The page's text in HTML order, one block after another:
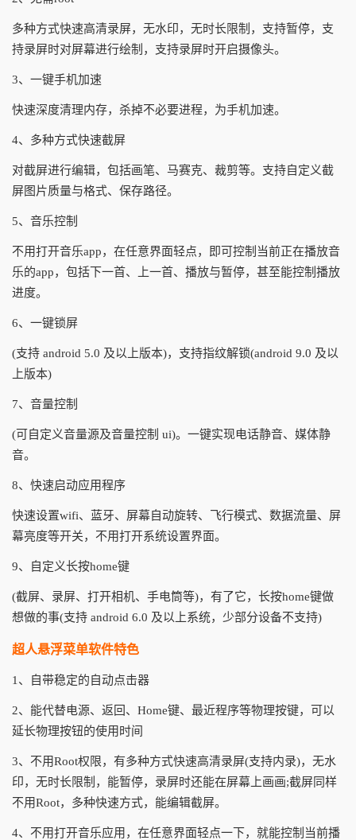
多种方式快速高清录屏，无水印，无时长限制，支持暂停，支
持录屏时对屏幕进行绘制，支持录屏时开启摄像头。
3、一键手机加速
快速深度清理内存，杀掉不必要进程，为手机加速。
4、多种方式快速截屏
对截屏进行编辑，包括画笔、马赛克、裁剪等。支持自定义截
屏图片质量与格式、保存路径。
5、音乐控制
不用打开音乐app，在任意界面轻点，即可控制当前正在播放音
乐的app，包括下一首、上一首、播放与暂停，甚至能控制播放
进度。
6、一键锁屏
(支持 android 5.0 及以上版本)，支持指纹解锁(android 9.0 及以
上版本)
7、音量控制
(可自定义音量源及音量控制 ui)。一键实现电话静音、媒体静
音。
8、快速启动应用程序
快速设置wifi、蓝牙、屏幕自动旋转、飞行模式、数据流量、屏
幕亮度等开关，不用打开系统设置界面。
9、自定义长按home键
(截屏、录屏、打开相机、手电筒等)，有了它，长按home键做
想做的事(支持 android 6.0 及以上系统，少部分设备不支持)
超人悬浮菜单软件特色
1、自带稳定的自动点击器
2、能代替电源、返回、Home键、最近程序等物理按键，可以
延长物理按钮的使用时间
3、不用Root权限，有多种方式快速高清录屏(支持内录)，无水
印，无时长限制，能暂停，录屏时还能在屏幕上画画;截屏同样
不用Root，多种快速方式，能编辑截屏。
4、不用打开音乐应用，在任意界面轻点一下，就能控制当前播